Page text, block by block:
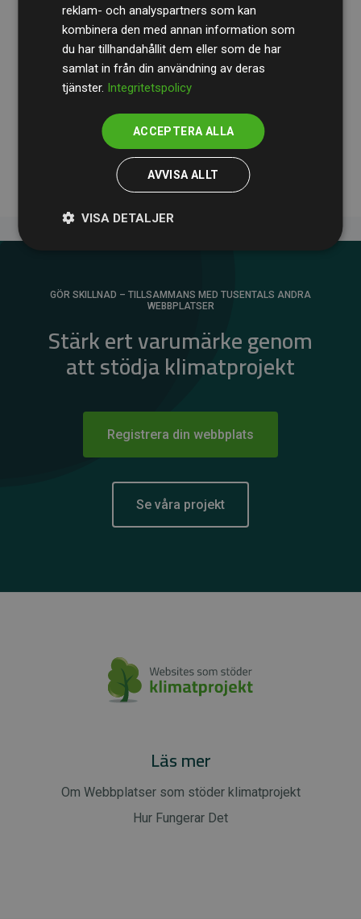
beräkningar och vår metod för att säkerställa
transparens och tillförlitlighet.
Deras granskning visar att våra investeringar i
klimatprojekt i genomsnitt kompenserar för
de beräknade CO₂-utsläppenfrån
medlemswebbplatser – ett tydligt bevis på att vårt
arbetssätt ger mätbar klimatnytta.
GÖR SKILLNAD – TILLSAMMANS MED TUSENTALS ANDRA
WEBBPLATSER
Stärk ert varumärke genom
att stödja klimatprojekt
Registrera din webbplats
Se våra projekt
Läs mer
Om Webbplatser som stöder klimatprojekt
Hur Fungerar Det
reklam- och analyspartners som kan
kombinera den med annan information som
du har tillhandahållit dem eller som de har
samlat in från din användning av deras
tjänster. Integritetspolicy
ACCEPTERA ALLA
AVVISA ALLT
VISA DETALJER